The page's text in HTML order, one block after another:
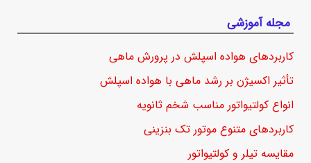
مجله آموزشی
کاربردهای هواده اسپلش در پرورش ماهی
تأثیر اکسیژن بر رشد ماهی با هواده اسپلش
انواع کولتیواتور مناسب شخم ثانویه
کاربردهای متنوع موتور تک بنزینی
مقایسه تیلر و کولتیواتور